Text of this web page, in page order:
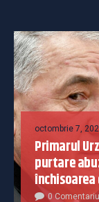
octombrie 7,
Primarul
purtare
0 Comentariu